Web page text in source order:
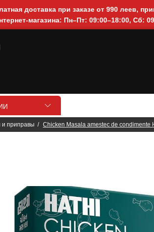
доставка при заказе от 990 леев,
магазина: Пн–Пт: 09:00–18:00, Сб:
приправы Chicken Masala amestec de condimente